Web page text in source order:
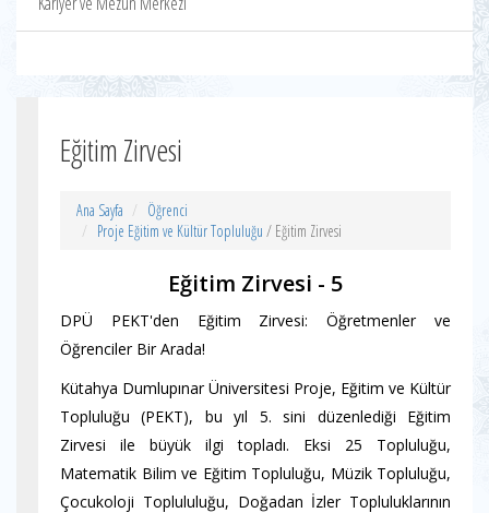
Eğitim Zirvesi
Ana Sayfa
Öğrenci
Proje Eğitim ve Kültür Topluluğu / Eğitim Zirvesi
Eğitim Zirvesi - 5
DPÜ PEKT'den Eğitim Zirvesi: Öğretmenler ve
Öğrenciler Bir Arada!
Kütahya Dumlupınar Üniversitesi Proje, Eğitim ve Kültür
Topluluğu (PEKT), bu yıl 5. sini düzenlediği Eğitim
Zirvesi ile büyük ilgi topladı. Eksi 25 Topluluğu,
Matematik Bilim ve Eğitim Topluluğu, Müzik Topluluğu,
Çocukoloji Toplululuğu, Doğadan İzler Topluluklarının